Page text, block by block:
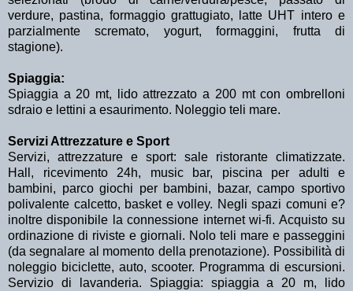
verdure, pastina, formaggio grattugiato, latte UHT intero e
parzialmente scremato, yogurt, formaggini, frutta di
stagione).
Spiaggia:
Spiaggia a 20 mt, lido attrezzato a 200 mt con ombrelloni
sdraio e lettini a esaurimento. Noleggio teli mare.
Servizi Attrezzature e Sport
Servizi, attrezzature e sport: sale ristorante climatizzate.
Hall, ricevimento 24h, music bar, piscina per adulti e
bambini, parco giochi per bambini, bazar, campo sportivo
polivalente calcetto, basket e volley. Negli spazi comuni e?
inoltre disponibile la connessione internet wi-fi. Acquisto su
ordinazione di riviste e giornali. Nolo teli mare e passeggini
(da segnalare al momento della prenotazione). Possibilità di
noleggio biciclette, auto, scooter. Programma di escursioni.
Servizio di lavanderia. Spiaggia: spiaggia a 20 m, lido